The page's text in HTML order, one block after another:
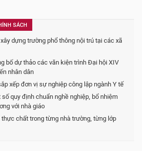
SÁCH
dựng trường phổ thông nội trú tại các xã
bố dự thảo các văn kiện trình Đại hội XIV
nhân dân
xếp đơn vị sự nghiệp công lập ngành Y tế
quy định chuẩn nghề nghiệp, bổ nhiệm
với nhà giáo
thực chất trong từng nhà trường, từng lớp